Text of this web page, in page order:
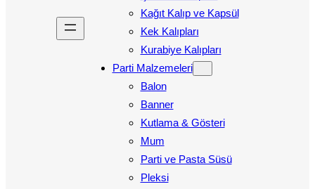
Kağıt Kalıp ve Kapsül
Kek Kalıpları
Kurabiye Kalıpları
Parti Malzemeleri
Balon
Banner
Kutlama & Gösteri
Mum
Parti ve Pasta Süsü
Pleksi